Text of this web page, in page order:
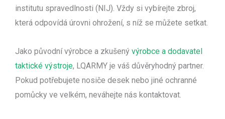
institutu spravedlnosti (NIJ). Vždy si vybírejte zbroj,
která odpovídá úrovni ohrožení, s níž se můžete setkat.
Jako původní výrobce a zkušený výrobce a dodavatel
taktické výstroje, LQARMY je váš důvěryhodný partner.
Pokud potřebujete nosiče desek nebo jiné ochranné
pomůcky ve velkém, neváhejte nás kontaktovat.